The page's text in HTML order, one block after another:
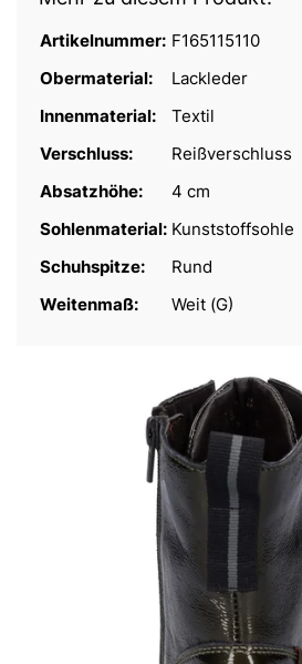
Artikelnummer: F165115110
Obermaterial:
Lackleder
Innenmaterial:
Textil
Verschluss:
Reißverschluss
Absatzhöhe:
4 cm
Sohlenmaterial: Kunststoffsohle
Schuhspitze:
Rund
Weitenmaß:
Weit (G)